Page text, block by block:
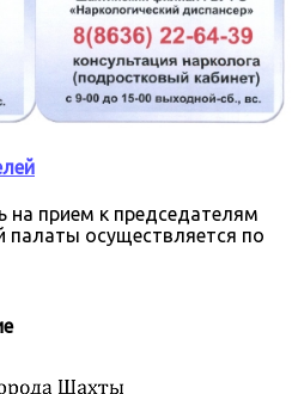
на прием к председателям
палаты осуществляется по